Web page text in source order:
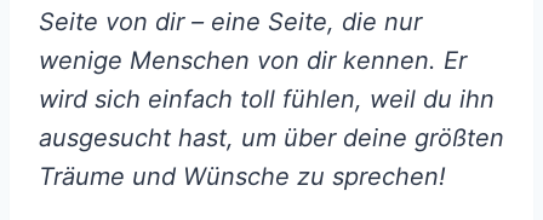
Seite von dir – eine Seite, die nur
wenige Menschen von dir kennen. Er
wird sich einfach toll fühlen, weil du ihn
ausgesucht hast, um über deine größten
Träume und Wünsche zu sprechen!